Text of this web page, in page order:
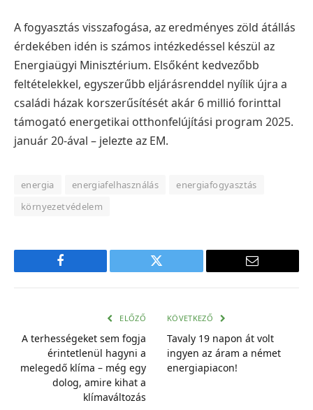
A fogyasztás visszafogása, az eredményes zöld átállás
érdekében idén is számos intézkedéssel készül az
Energiaügyi Minisztérium. Elsőként kedvezőbb
feltételekkel, egyszerűbb eljárásrenddel nyílik újra a
családi házak korszerűsítését akár 6 millió forinttal
támogató energetikai otthonfelújítási program 2025.
január 20-ával – jelezte az EM.
energia energiafelhasználás
energiafogyasztás
környezetvédelem
Facebook Twitter
E-
ELŐZŐ
A terhességeket sem fogja
érintetlenül hagyni a
melegedő klíma – még egy
dolog, amire kihat a
klímaváltozás
KÖVETKEZŐ
Tavaly 19 napon át volt
ingyen az áram a német
energiapiacon!